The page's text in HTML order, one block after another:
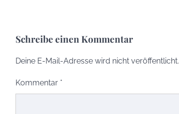
Schreibe einen Kommentar
Deine E-Mail-Adresse wird nicht veröffentlicht.
Kommentar *